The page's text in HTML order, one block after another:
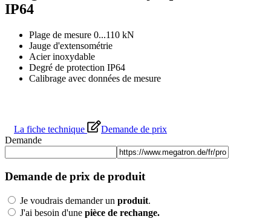
IP64
Plage de mesure 0...110 kN
Jauge d'extensométrie
Acier inoxydable
Degré de protection IP64
Calibrage avec données de mesure
La fiche technique
Demande de prix
Demande
Demande de prix de produit
Je voudrais demander un produit.
J'ai besoin d'une pièce de rechange.